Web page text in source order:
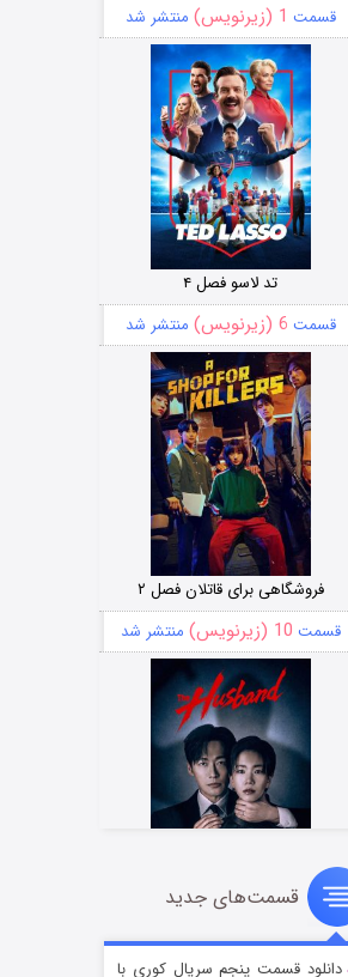
قسمت 1 (زیرنویس) منتشر شد
تد لاسو فصل ۴
قسمت 6 (زیرنویس) منتشر شد
فروشگاهی برای قاتلان فصل ۲
قسمت 10 (زیرنویس) منتشر شد
شوهر
قسمت8 (زیرنویس) منتشر شد
قسمت‌های جدید
دانلود قسمت پنجم سریال کوری با